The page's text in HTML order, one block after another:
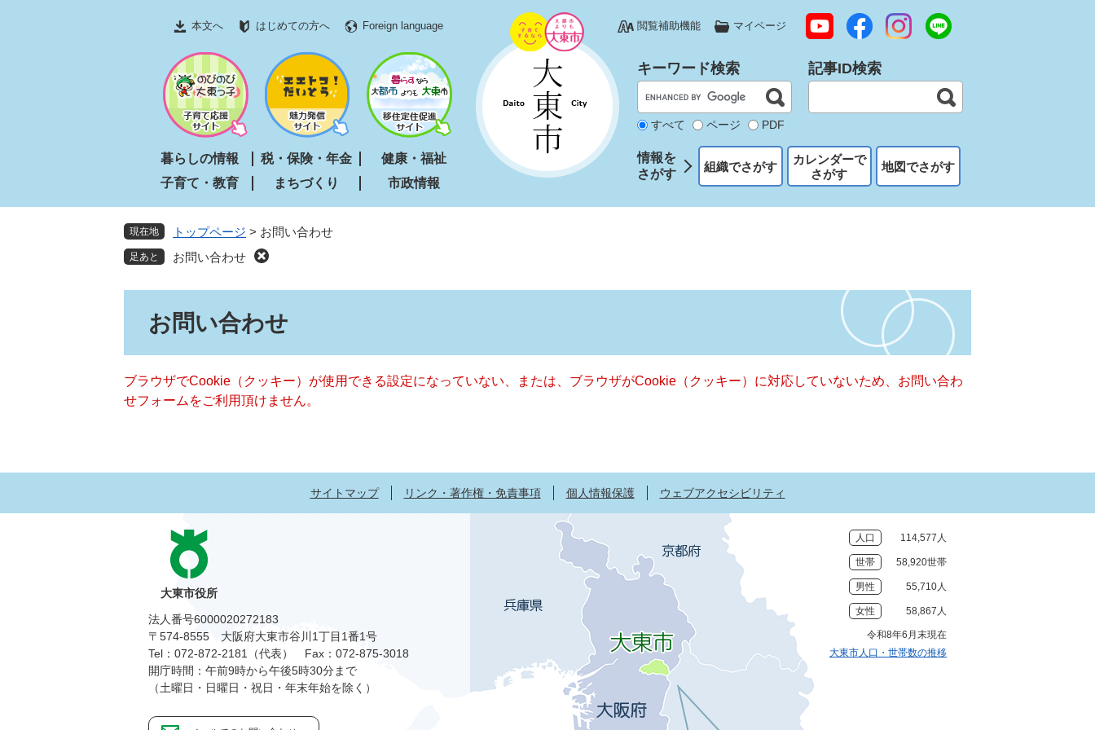
文
本文へ はじめての方へ Foreign language 閲覧補助機能 マイページ
暮らしの情報 税・保険・年金
健康・福祉
子育て・教育
まちづくり 市政情報
キーワード検索
すべて ページ PDF
記事ID検索
情報を
さがす
組織でさがす
カレンダーで
さがす
地図でさがす
現在地 トップページ > お問い合わせ
お問い合わせ
お問い合わせ
ブラウザでCookie（クッキー）が使用できる設定になっていない、または、ブラウザがCookie（クッキー）に対応していないため、お問い合わ
せフォームをご利用頂けません。
サイトマップ リンク・著作権・免責事項 個人情報保護 ウェブアクセシビリティ
人口 114,577人
世帯 58,920世帯
男性 55,710人
女性 58,867人
令和8年6月末現在
大東市人口・世帯数の推移
大東市役所
法人番号6000020272183
〒574-8555 大阪府大東市谷川1丁目1番1号
Tel：072-872-2181（代表）
Fax：072-875-3018
開庁時間：午前9時から午後5時30分まで
（土曜日・日曜日・祝日・年末年始を除く）